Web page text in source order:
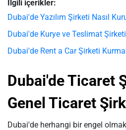
İlgili içerikler:
Dubai'de Yazılım Şirketi Nasıl
Dubai'de Kurye ve Teslimat
Dubai'de Rent a Car Şirketi
Dubai'de Ticaret
Genel Ticaret
Dubai'de herhangi bir engel